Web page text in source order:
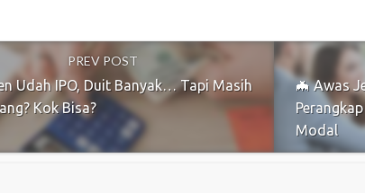
PREV POST
Udah IPO, Duit Banyak… Tapi Masih
Kok Bisa?
🦇 Awas
Modal